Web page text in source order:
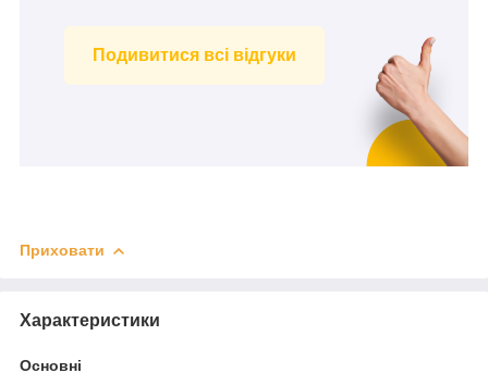
Подивитися всі відгуки
Приховати
Характеристики
Основні